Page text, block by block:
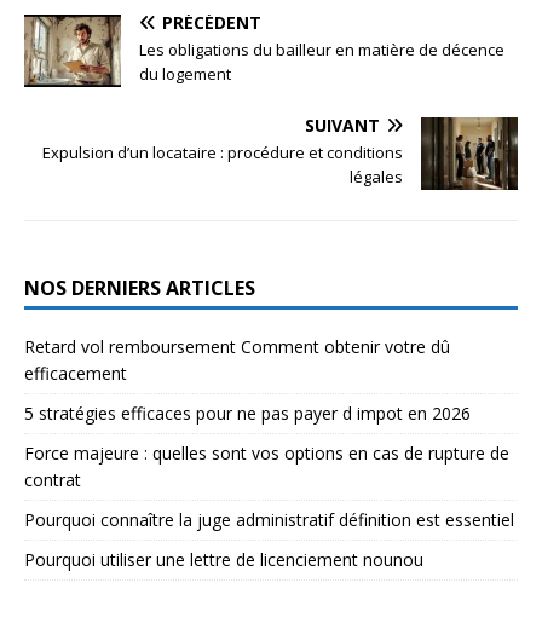
PRÉCÉDENT
Les obligations du bailleur en matière de décence
du logement
SUIVANT
Expulsion d’un locataire : procédure et conditions
légales
NOS DERNIERS ARTICLES
Retard vol remboursement Comment obtenir votre dû
efficacement
5 stratégies efficaces pour ne pas payer d impot en 2026
Force majeure : quelles sont vos options en cas de rupture de
contrat
Pourquoi connaître la juge administratif définition est essentiel
Pourquoi utiliser une lettre de licenciement nounou